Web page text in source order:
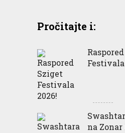
Pročitajte i:
Festivala
na